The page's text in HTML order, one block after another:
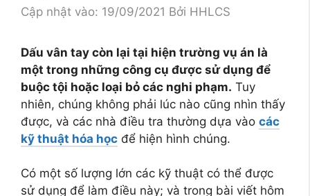
Cập nhật vào: 19/09/2021 Bởi HHLCS
Dấu vân tay còn lại tại hiện trường vụ án là
một trong những công cụ được sử dụng để
buộc tội hoặc loại bỏ các nghi phạm. Tuy
nhiên, chúng không phải lúc nào cũng nhìn thấy
được, và các nhà điều tra thường dựa vào các
kỹ thuật hóa học để hiện hình chúng.
Có một số lượng lớn các kỹ thuật có thể được
sử dụng để làm điều này; và trong bài viết hôm